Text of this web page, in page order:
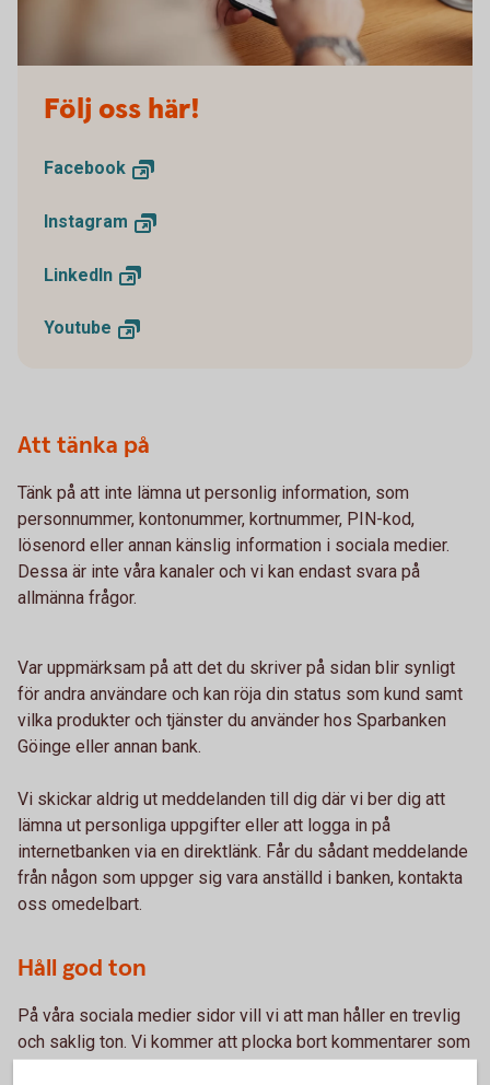
Följ oss här!
Facebook
Instagram
LinkedIn
Youtube
Att tänka på
Tänk på att inte lämna ut personlig information, som
personnummer, kontonummer, kortnummer, PIN-kod,
lösenord eller annan känslig information i sociala medier.
Dessa är inte våra kanaler och vi kan endast svara på
allmänna frågor.
Var uppmärksam på att det du skriver på sidan blir synligt
för andra användare och kan röja din status som kund samt
vilka produkter och tjänster du använder hos Sparbanken
Göinge eller annan bank.
Vi skickar aldrig ut meddelanden till dig där vi ber dig att
lämna ut personliga uppgifter eller att logga in på
internetbanken via en direktlänk. Får du sådant meddelande
från någon som uppger sig vara anställd i banken, kontakta
oss omedelbart.
Håll god ton
På våra sociala medier sidor vill vi att man håller en trevlig
och saklig ton. Vi kommer att plocka bort kommentarer som